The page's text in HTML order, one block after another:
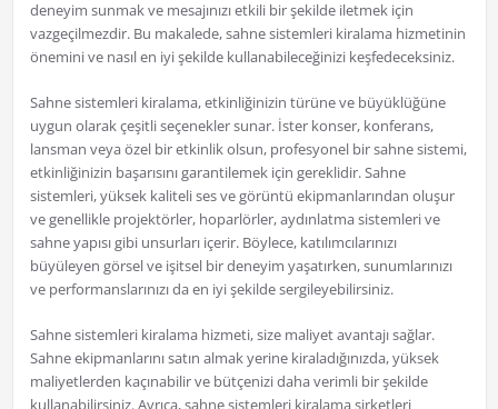
deneyim sunmak ve mesajınızı etkili bir şekilde iletmek için
vazgeçilmezdir. Bu makalede, sahne sistemleri kiralama hizmetinin
önemini ve nasıl en iyi şekilde kullanabileceğinizi keşfedeceksiniz.
Sahne sistemleri kiralama, etkinliğinizin türüne ve büyüklüğüne
uygun olarak çeşitli seçenekler sunar. İster konser, konferans,
lansman veya özel bir etkinlik olsun, profesyonel bir sahne sistemi,
etkinliğinizin başarısını garantilemek için gereklidir. Sahne
sistemleri, yüksek kaliteli ses ve görüntü ekipmanlarından oluşur
ve genellikle projektörler, hoparlörler, aydınlatma sistemleri ve
sahne yapısı gibi unsurları içerir. Böylece, katılımcılarınızı
büyüleyen görsel ve işitsel bir deneyim yaşatırken, sunumlarınızı
ve performanslarınızı da en iyi şekilde sergileyebilirsiniz.
Sahne sistemleri kiralama hizmeti, size maliyet avantajı sağlar.
Sahne ekipmanlarını satın almak yerine kiraladığınızda, yüksek
maliyetlerden kaçınabilir ve bütçenizi daha verimli bir şekilde
kullanabilirsiniz. Ayrıca, sahne sistemleri kiralama şirketleri